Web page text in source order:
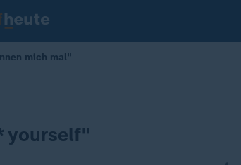
mich mal"
yourself"